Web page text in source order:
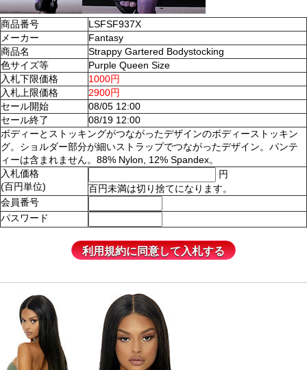
商品番号
LSFSF937X
メーカー
Fantasy
商品名
Strappy Gartered Bodystocking
色サイズ等
Purple Queen Size
入札下限価格
1000円
入札上限価格
2900円
セール開始
08/05 12:00
セール終了
08/19 12:00
ボディーとストッキングがつながったデザインのボディーストッキン
グ。ショルダー部分が細いストラップでつながったデザイン。パンテ
ィーは含まれません。88% Nylon, 12% Spandex。
入札価格
(百円単位)
円
百円未満は切り捨てになります。
会員番号
パスワード